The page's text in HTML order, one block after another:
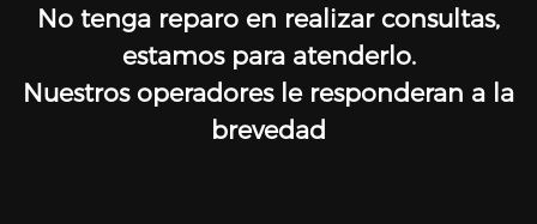
No tenga reparo en realizar consultas,
estamos para atenderlo.
Nuestros operadores le responderan a la
brevedad